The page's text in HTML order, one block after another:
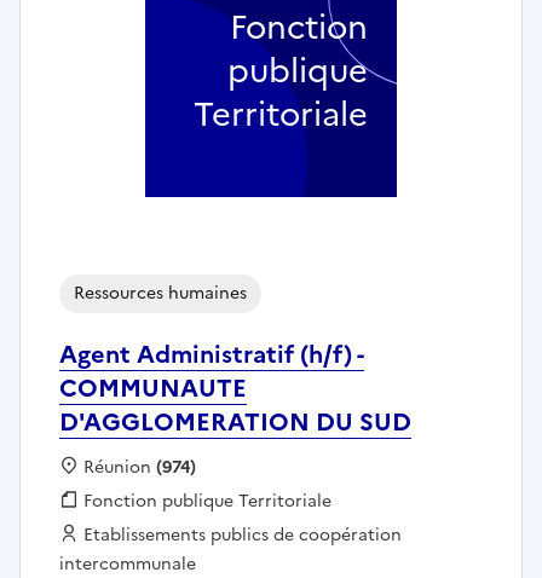
Agent Administratif (h/f) -
COMMUNAUTE
D'AGGLOMERATION DU SUD
Ressources humaines
Localisation :
Réunion (974)
Fonction publique :
Fonction publique Territoriale
Employeur :
Etablissements publics de coopération
intercommunale
Fonction
publique
Territoriale